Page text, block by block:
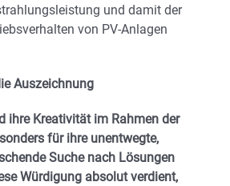
und damit der
von PV-Anlagen
Auszeichnung
ihre Kreativität im Rahmen der
für ihre unentwegte,
Suche nach Lösungen
Würdigung absolut verdient,